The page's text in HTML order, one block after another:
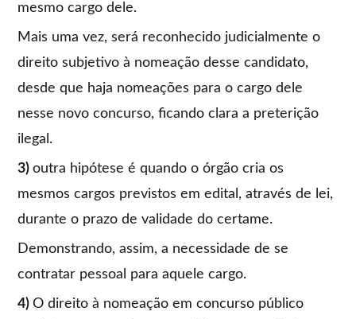
mesmo cargo dele.
Mais uma vez, será reconhecido judicialmente o
direito subjetivo à nomeação desse candidato,
desde que haja nomeações para o cargo dele
nesse novo concurso, ficando clara a preterição
ilegal.
3)outra hipótese é quando o órgão cria os
mesmos cargos previstos em edital, através de lei,
durante o prazo de validade do certame.
Demonstrando, assim, a necessidade de se
contratar pessoal para aquele cargo.
4)O direito à nomeação em concurso público